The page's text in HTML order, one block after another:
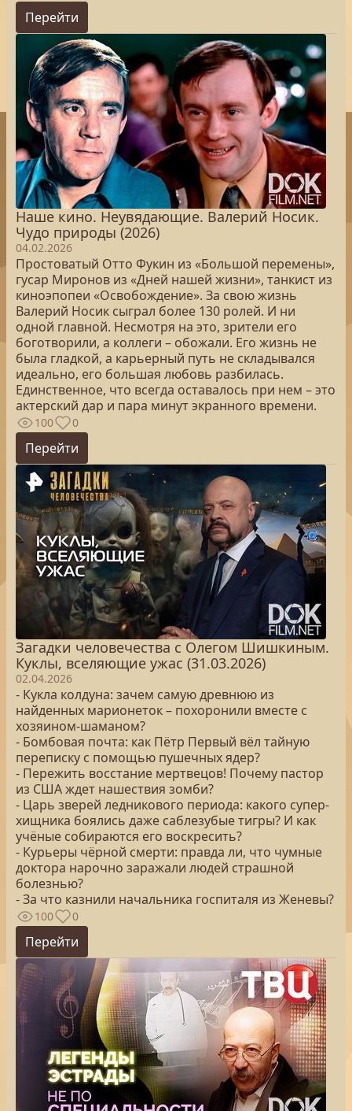
Перейти
Наше кино. Неувядающие. Валерий Носик.
Чудо природы (2026)
04.02.2026
Простоватый Отто Фукин из «Большой перемены»,
гусар Миронов из «Дней нашей жизни», танкист из
киноэпопеи «Освобождение». За свою жизнь
Валерий Носик сыграл более 130 ролей. И ни
одной главной. Несмотря на это, зрители его
боготворили, а коллеги – обожали. Его жизнь не
была гладкой, а карьерный путь не складывался
идеально, его большая любовь разбилась.
Единственное, что всегда оставалось при нем – это
актерский дар и пара минут экранного времени.
100 0
Перейти
Загадки человечества с Олегом Шишкиным.
Куклы, вселяющие ужас (31.03.2026)
02.04.2026
- Кукла колдуна: зачем самую древнюю из
найденных марионеток – похоронили вместе с
хозяином-шаманом?
- Бомбовая почта: как Пётр Первый вёл тайную
переписку с помощью пушечных ядер?
- Пережить восстание мертвецов! Почему пастор
из США ждет нашествия зомби?
- Царь зверей ледникового периода: какого супер-
хищника боялись даже саблезубые тигры? И как
учёные собираются его воскресить?
- Курьеры чёрной смерти: правда ли, что чумные
доктора нарочно заражали людей страшной
болезнью?
- За что казнили начальника госпиталя из Женевы?
100 0
Перейти